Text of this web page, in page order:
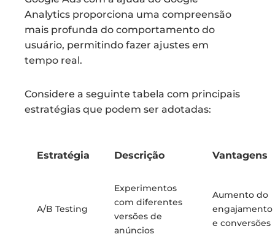
Analytics proporciona uma compreensão
mais profunda do comportamento do
usuário, permitindo fazer ajustes em
tempo real.
Considere a seguinte tabela com principais
estratégias que podem ser adotadas:
Estratégia Descrição Vantagens
A/B Testing
Experimentos
com diferentes
versões de
anúncios
Aumento do
engajamento
e conversões